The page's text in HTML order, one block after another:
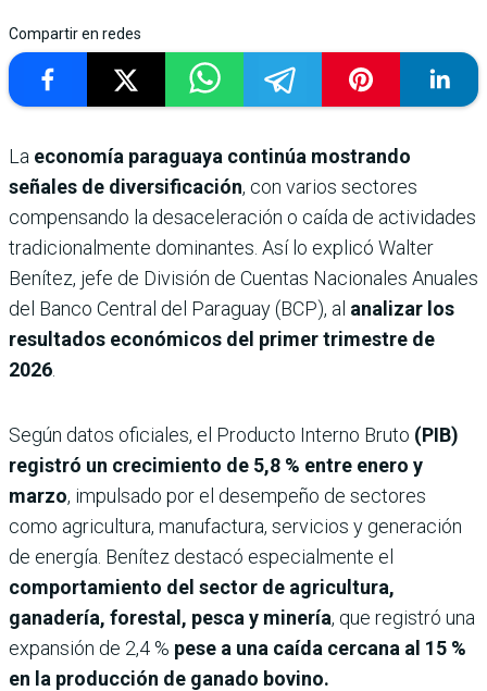
Compartir en redes
La economía paraguaya continúa mostrando
señales de diversificación, con varios sectores
compensando la desaceleración o caída de actividades
tradicionalmente dominantes. Así lo explicó Walter
Benítez, jefe de División de Cuentas Nacionales Anuales
del Banco Central del Paraguay (BCP), al analizar los
resultados económicos del primer trimestre de
2026
Según datos oficiales, el Producto Interno Bruto (PIB)
registró un crecimiento de 5,8 % entre enero y
marzo, impulsado por el desempeño de sectores
como agricultura, manufactura, servicios y generación
de energía. Benítez destacó especialmente el
comportamiento del sector de agricultura,
ganadería, forestal, pesca y minería, que registró una
expansión de 2,4 % pese a una caída cercana al 15 %
en la producción de ganado bovino.